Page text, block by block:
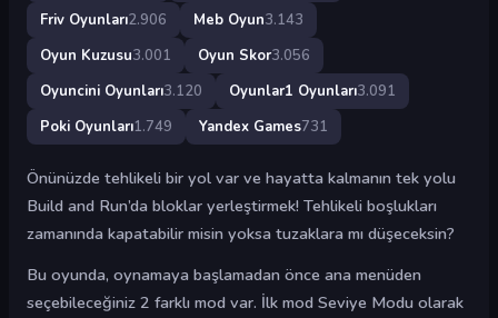
Friv Oyunları2.906 Meb Oyun3.143
Oyun Kuzusu3.001 Oyun Skor3.056
Oyuncini Oyunları3.120 Oyunlar1 Oyunları3.091
Poki Oyunları1.749 Yandex Games731
Önünüzde tehlikeli bir yol var ve hayatta kalmanın tek yolu
Build and Run’da bloklar yerleştirmek! Tehlikeli boşlukları
zamanında kapatabilir misin yoksa tuzaklara mı düşeceksin?
Bu oyunda, oynamaya başlamadan önce ana menüden
seçebileceğiniz 2 farklı mod var. İlk mod Seviye Modu olarak